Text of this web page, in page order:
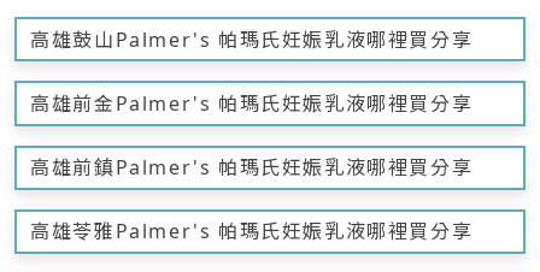
高雄鼓山Palmer's 帕瑪氏妊娠乳液哪裡買分享
高雄前金Palmer's 帕瑪氏妊娠乳液哪裡買分享
高雄前鎮Palmer's 帕瑪氏妊娠乳液哪裡買分享
高雄苓雅Palmer's 帕瑪氏妊娠乳液哪裡買分享